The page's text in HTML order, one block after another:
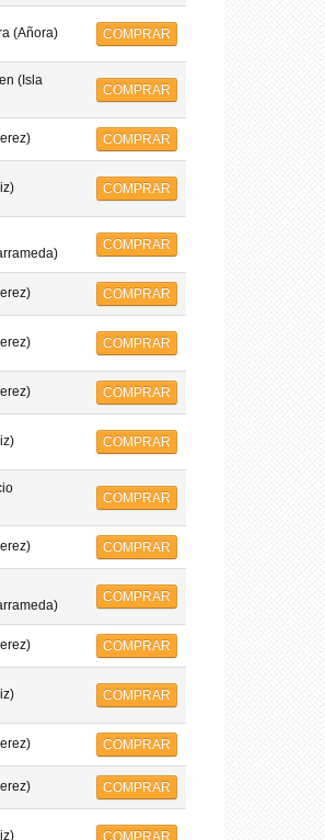
(Añora) COMPRAR
(Isla
COMPRAR
COMPRAR
COMPRAR
COMPRAR
COMPRAR
COMPRAR
COMPRAR
COMPRAR
COMPRAR
COMPRAR
COMPRAR
COMPRAR
COMPRAR
COMPRAR
COMPRAR